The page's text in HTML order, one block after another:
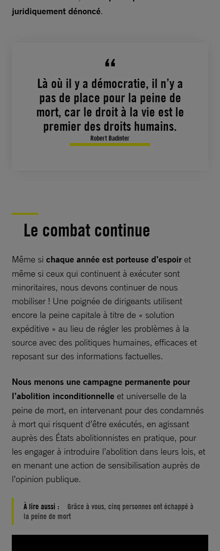
juridiquement dénoncé.
Là où il y a démocratie, il n’y a
pas de place pour la peine de
mort, car le droit à la vie est le
premier des droits humains.
Robert Badinter
Le combat continue
Même si chaque année est porteuse d’espoir et
même si ceux qui continuent à exécuter sont
minoritaires, nous devons continuer de nous
mobiliser ! Une poignée de dirigeants utilisent
encore la peine capitale à titre de « solution
expéditive » au lieu de régler les problèmes à la
source avec des politiques humaines, efficaces et
reposant sur des informations factuelles.
Nous menons une campagne permanente pour
l’abolition inconditionnelle et universelle de la
peine de mort, en intervenant pour des condamnés
à mort qui risquent d’être exécutés, en agissant
auprès des États abolitionnistes en pratique, pour
les engager à introduire l’abolition dans leurs lois, et
en menant une action de sensibilisation auprès de
l’opinion publique.
À lire aussi :
Grâce à vous, cinq personnes ont échappé à
la peine de mort